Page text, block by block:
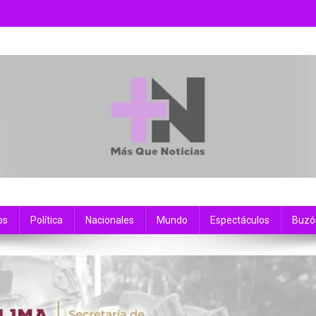
Política Nacionales Mundo Espectáculos